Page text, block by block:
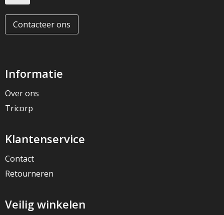
Contacteer ons
Informatie
Over ons
Tricorp
Klantenservice
Contact
Retourneren
Veilig winkelen